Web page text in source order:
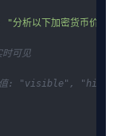
"分析以下加密货币价格波
可见
值: "visible",